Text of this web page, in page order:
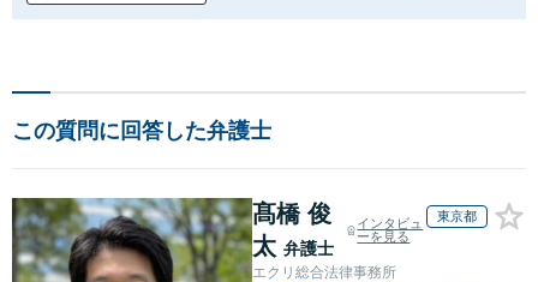
この質問に回答した弁護士
髙橋 俊
太 弁護士
インタビュ
ーを見る
東京都
エクリ総合法律事務所